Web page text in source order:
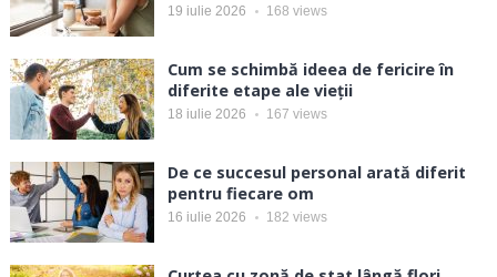
19 iulie 2026 168 views
Cum se schimbă ideea de fericire în
diferite etape ale vieții
18 iulie 2026 167 views
De ce succesul personal arată diferit
pentru fiecare om
16 iulie 2026 182 views